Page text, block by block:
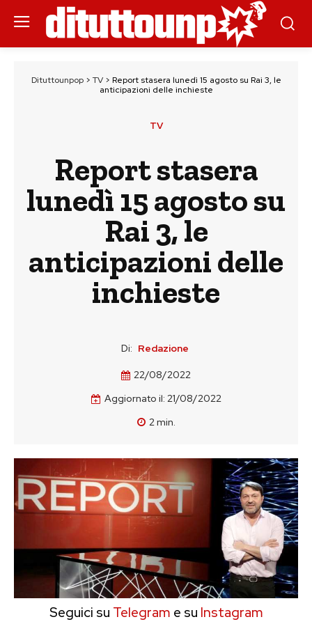
Dituttounpop> TV> Report stasera lunedì 15 agosto su Rai 3, le
anticipazioni delle inchieste
TV
Report stasera
lunedì 15 agosto su
Rai 3, le
anticipazioni delle
inchieste
Di: Redazione
22/08/2022
Aggiornato il: 21/08/2022
2min.
Seguici su Telegram e su Instagram